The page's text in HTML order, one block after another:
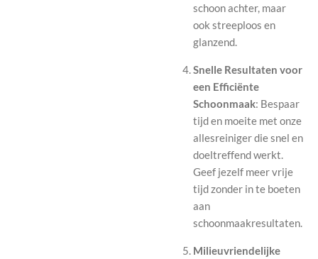
schoon achter, maar
ook streeploos en
glanzend.
Snelle Resultaten voor
een Efficiënte
Schoonmaak: Bespaar
tijd en moeite met onze
allesreiniger die snel en
doeltreffend werkt.
Geef jezelf meer vrije
tijd zonder in te boeten
aan
schoonmaakresultaten.
Milieuvriendelijke